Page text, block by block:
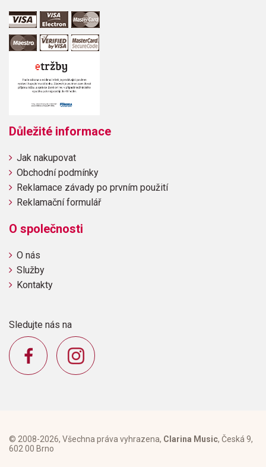
Důležité informace
Jak nakupovat
Obchodní podmínky
Reklamace závady po prvním použití
Reklamační formulář
O společnosti
O nás
Služby
Kontakty
Sledujte nás na
© 2008-2026, Všechna práva vyhrazena, Clarina Music, Česká 9,
602 00 Brno